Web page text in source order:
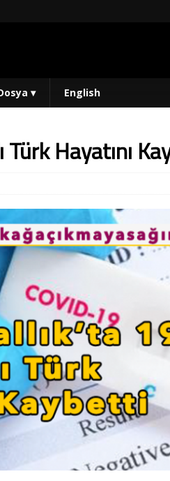
▾ English
Türk Hayatını